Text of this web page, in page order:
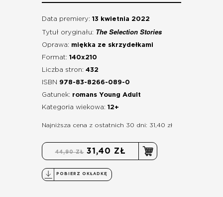
Data premiery: 13 kwietnia 2022
Tytuł oryginału: The Selection Stories
Oprawa: miękka ze skrzydełkami
Format: 140x210
Liczba stron: 432
ISBN 978-83-8266-089-0
Gatunek: romans Young Adult
Kategoria wiekowa: 12+
Najniższa cena z ostatnich 30 dni: 31,40 zł
44,90 ZŁ 31,40 ZŁ
POBIERZ OKŁADKĘ